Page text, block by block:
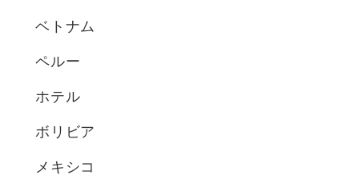
ベトナム
ペルー
ホテル
ボリビア
メキシコ